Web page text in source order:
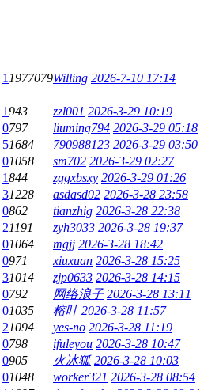
1 1977079Willing 2026-7-10 17:14
1943 zzl001 2026-3-29 10:19
0797 liuming794 2026-3-29 05:18
51684 790988123 2026-3-29 03:50
01058 sm702 2026-3-29 02:27
1844 zggxbsxy 2026-3-29 01:26
31228 asdasd02 2026-3-28 23:58
0862 tianzhig 2026-3-28 22:38
21191 zyh3033 2026-3-28 19:37
01064 mgjj 2026-3-28 18:42
0971 xiuxuan 2026-3-28 15:25
31014 zjp0633 2026-3-28 14:15
0792 网络浪子 2026-3-28 13:11
01035 榕叶 2026-3-28 11:57
21094 yes-no 2026-3-28 11:19
0798 ifuleyou 2026-3-28 10:47
0905 火冰狐 2026-3-28 10:03
01048 worker321 2026-3-28 08:54